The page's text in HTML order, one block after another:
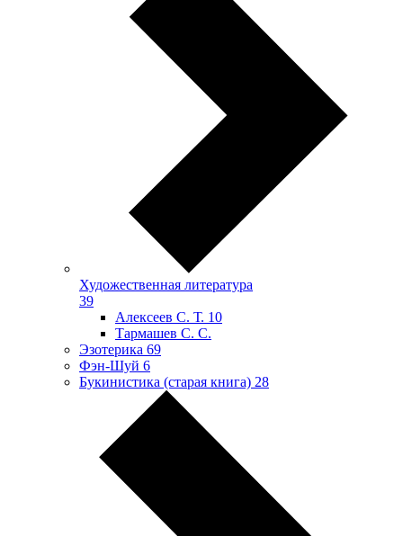
Художественная литература
39
Алексеев С. Т. 10
Тармашев С. С.
Эзотерика 69
Фэн-Шуй 6
Букинистика (старая книга) 28